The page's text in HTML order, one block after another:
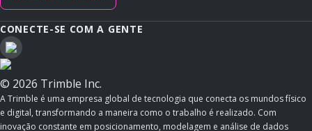
CONECTE-SE COM A GENTE
© 2026 Trimble Inc.
A Trimble é uma empresa global de tecnologia que conecta os mundos físico
e digital, transformando a maneira como o trabalho é realizado. Com
inovação constante em posicionamento, modelagem e análise de dados